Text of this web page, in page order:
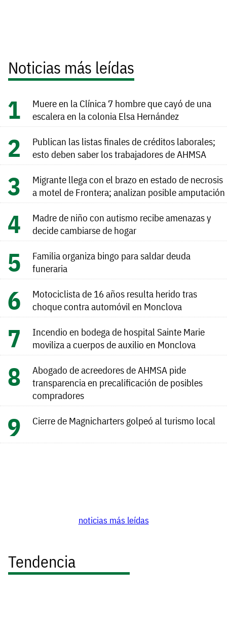
Noticias más leídas
Muere en la Clínica 7 hombre que cayó de una
escalera en la colonia Elsa Hernández
Publican las listas finales de créditos laborales;
esto deben saber los trabajadores de AHMSA
Migrante llega con el brazo en estado de necrosis
a motel de Frontera; analizan posible amputación
Madre de niño con autismo recibe amenazas y
decide cambiarse de hogar
Familia organiza bingo para saldar deuda
funeraria
Motociclista de 16 años resulta herido tras
choque contra automóvil en Monclova
Incendio en bodega de hospital Sainte Marie
moviliza a cuerpos de auxilio en Monclova
Abogado de acreedores de AHMSA pide
transparencia en precalificación de posibles
compradores
Cierre de Magnicharters golpeó al turismo local
noticias más leídas
Tendencia